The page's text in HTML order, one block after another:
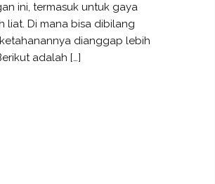
ini, termasuk untuk gaya
liat. Di mana bisa dibilang
dianggap lebih
adalah […]